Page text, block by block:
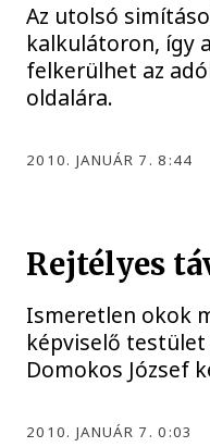
Az utolsó
kalkulátoron, így
felkerülhet az
oldalára.
2010. JANUÁR 7. 8:44
Rejtélyes
Ismeretlen okok
képviselő
Domokos József
2010. JANUÁR 7. 0:03